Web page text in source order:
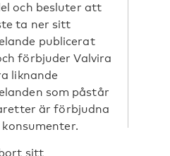
och besluter att
ta ner sitt
publicerat
förbjuder Valvira
liknande
som påstår
är förbjudna
sitt